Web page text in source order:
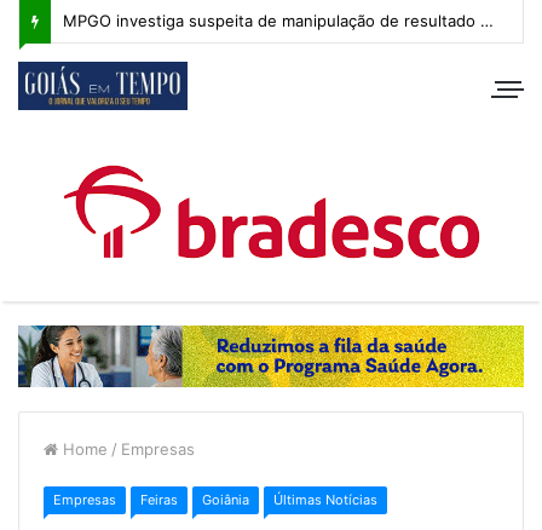
MPGO investiga suspeita de manipulação de resultado na Copa Goiás Sub-20
Home / Empresas
Empresas Feiras Goiânia Últimas Notícias